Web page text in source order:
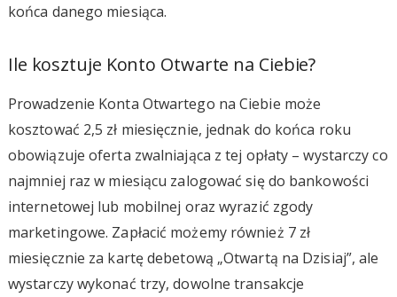
końca danego miesiąca.
Ile kosztuje Konto Otwarte na Ciebie?
Prowadzenie Konta Otwartego na Ciebie może
kosztować 2,5 zł miesięcznie, jednak do końca roku
obowiązuje oferta zwalniająca z tej opłaty – wystarczy co
najmniej raz w miesiącu zalogować się do bankowości
internetowej lub mobilnej oraz wyrazić zgody
marketingowe. Zapłacić możemy również 7 zł
miesięcznie za kartę debetową „Otwartą na Dzisiaj”, ale
wystarczy wykonać trzy, dowolne transakcje